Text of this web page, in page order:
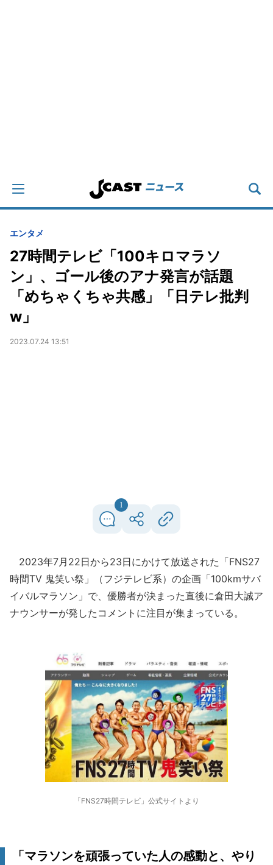
エンタメ
27時間テレビ「100キロマラソ
ン」、ゴール後のアナ発言が話題
「めちゃくちゃ共感」「日テレ批判
w」
2023.07.24 13:51
1
2023年7月22日から23日にかけて放送された「FNS27
時間TV 鬼笑い祭」（フジテレビ系）の企画「100kmサバ
イバルマラソン」で、優勝者が決まった直後に倉田大誠ア
ナウンサーが発したコメントに注目が集まっている。
「FNS27時間テレビ」公式サイトより
「マラソンを頑張っていた人の感動と、やり